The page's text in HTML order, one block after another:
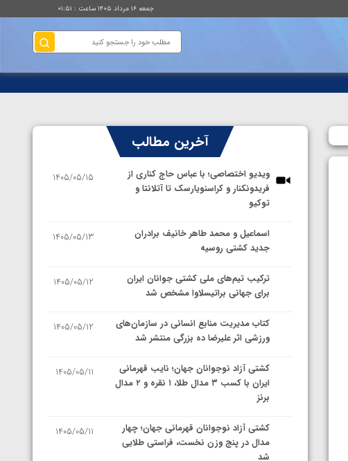
جمعه ۱۶ مرداد ۱۴۰۵ ساعت : ۰۱:۵۱
آخرین مطالب
ویدیو اختصاصی؛ با عباس حاج کناری از
فریدونکنار و کراسنویارسک تا آتلانتا و
توکیو
1405/05/15
اسماعیل و محمد طاهر خانیف برادران
جدید کشتی روسیه
1405/05/13
ترکیب تیم‌های ملی کشتی جوانان ایران
برای جهانی براتیسلاوا مشخص شد
1405/05/12
کتاب مدیریت منابع انسانی در سازمان‌های
ورزشی اثر علیرضا ده بزرگی منتشر شد
1405/05/12
کشتی آزاد نوجوانان جهان؛ نایب قهرمانی
ایران با کسب ۳ مدال طلا، ۱ نقره و ۲ مدال
برنز
1405/05/11
کشتی آزاد نوجوانان قهرمانی جهان؛ چهار
مدال در پنج وزن نخست، فراستی طلایی
شد
1405/05/11